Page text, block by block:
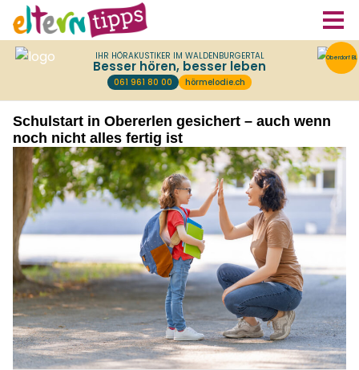
Schulstart in Obererlen gesichert – auch wenn
noch nicht alles fertig ist